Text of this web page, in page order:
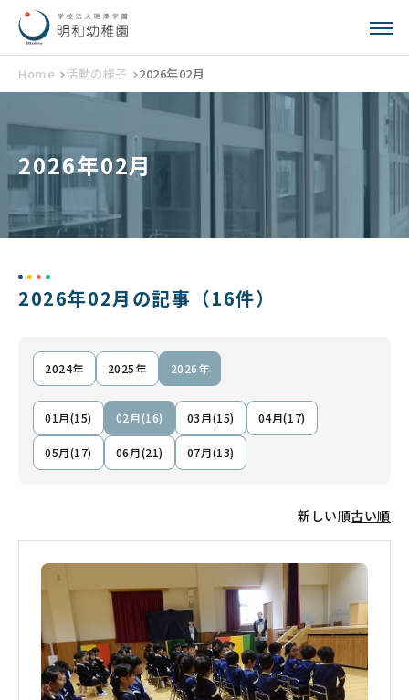
Home 活動の様子 2026年02月
2026年02月
2026年02月の記事 （16件）
2024年 2025年 2026年
01月(15) 02月(16) 03月(15) 04月(17)
05月(17) 06月(21) 07月(13)
新しい順古い順